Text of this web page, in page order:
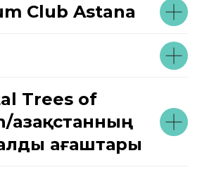
Club Astana
Trees of
Қазақстанның
ағаштары